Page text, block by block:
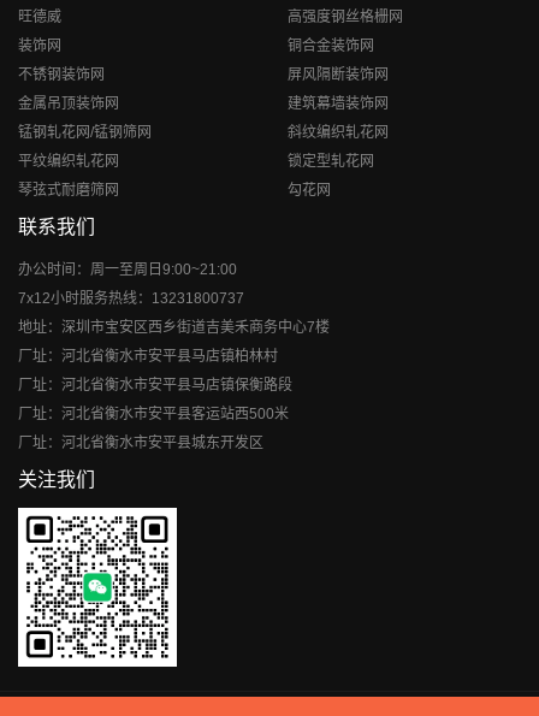
旺德威
高强度钢丝格栅网
装饰网
铜合金装饰网
不锈钢装饰网
屏风隔断装饰网
金属吊顶装饰网
建筑幕墙装饰网
锰钢轧花网/锰钢筛网
斜纹编织轧花网
平纹编织轧花网
锁定型轧花网
琴弦式耐磨筛网
勾花网
联系我们
办公时间：周一至周日9:00~21:00
7x12小时服务热线：13231800737
地址：深圳市宝安区西乡街道吉美禾商务中心7楼
厂址：河北省衡水市安平县马店镇柏林村
厂址：河北省衡水市安平县马店镇保衡路段
厂址：河北省衡水市安平县客运站西500米
厂址：河北省衡水市安平县城东开发区
关注我们